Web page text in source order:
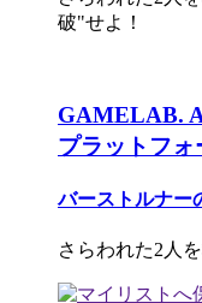
破"せよ！
GAMELAB.
プラットフォ
バーストルナー
さらわれた2人